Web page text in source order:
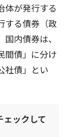
体が発行する
する債券（政
内債券は、
間債」に分け
社債」とい
ェックして